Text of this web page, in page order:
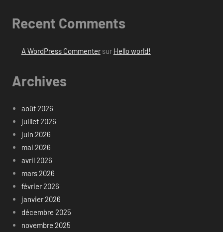
Recent Comments
A WordPress Commentersur Hello world!
Archives
août 2026
juillet 2026
juin 2026
mai 2026
avril 2026
mars 2026
février 2026
janvier 2026
décembre 2025
novembre 2025